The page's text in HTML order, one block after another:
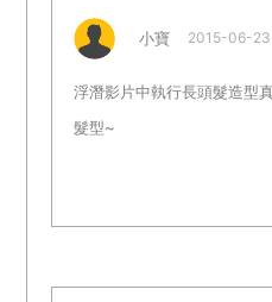
小寶 2015-06-23
浮潛影片中執行長頭髮造型
髮型~